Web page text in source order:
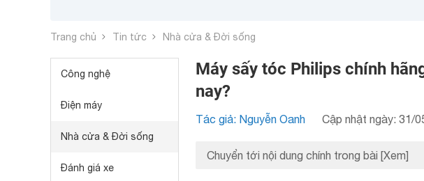
Trang chủ Tin tức Nhà cửa & Đời sống
Công nghệ
Điện máy
Nhà cửa & Đời sống
Đánh giá xe
Máy sấy tóc Philips chính
nay?
Tác giả: Nguyễn Oanh Cập nhật ngày: 31/
Chuyển tới nội dung chính trong bài [Xem]